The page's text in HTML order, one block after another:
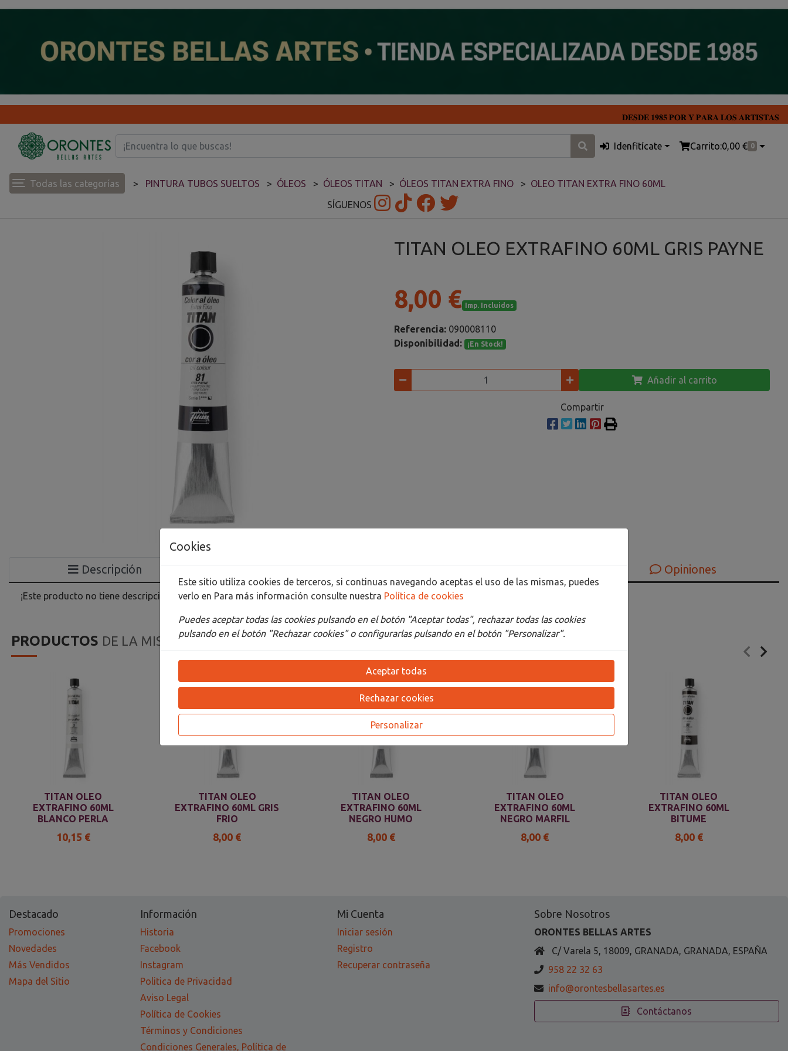
𝐃𝐄𝐒𝐃𝐄 𝟏𝟗𝟖𝟓 𝐏𝐎𝐑 𝐘 𝐏𝐀𝐑𝐀 𝐋𝐎𝐒 𝐀𝐑𝐓𝐈𝐒𝐓𝐀𝐒
Idenfitícate Carrito:0,00 € 0
Todas las categorías PINTURA TUBOS SUELTOS ÓLEOS ÓLEOS TITAN ÓLEOS TITAN EXTRA FINO OLEO TITAN EXTRA FINO 60ML
SÍGUENOS
TITAN OLEO EXTRAFINO 60ML GRIS PAYNE
8,00 € Imp. Incluidos
Referencia: 090008110
Disponibilidad:
¡En Stock!
Añadir al carrito
Compartir
Descripción Detalles Adjuntos Opiniones
¡Este producto no tiene descripción!
PRODUCTOS DE LA MISMA CATEGORIA
TITAN OLEO
EXTRAFINO 60ML
BLANCO PERLA
10,15 €
TITAN OLEO
EXTRAFINO 60ML GRIS
FRIO
8,00 €
TITAN OLEO
EXTRAFINO 60ML
NEGRO HUMO
8,00 €
TITAN OLEO
EXTRAFINO 60ML
NEGRO MARFIL
8,00 €
TITAN OLEO
EXTRAFINO 60ML
BITUME
8,00 €
Destacado
Promociones
Novedades
Más Vendidos
Mapa del Sitio
Información
Historia
Facebook
Instagram
Politica de Privacidad
Aviso Legal
Política de Cookies
Términos y Condiciones
Condiciones Generales, Política de
Mi Cuenta
Iniciar sesión
Registro
Recuperar contraseña
Sobre Nosotros
ORONTES BELLAS ARTES
C/ Varela 5, 18009, GRANADA, GRANADA, ESPAÑA
958 22 32 63
info@orontesbellasartes.es
Contáctanos
Cookies
Este sitio utiliza cookies de terceros, si continuas navegando aceptas el uso de las mismas, puedes
verlo en Para más información consulte nuestra Política de cookies
Puedes aceptar todas las cookies pulsando en el botón "Aceptar todas", rechazar todas las cookies
pulsando en el botón "Rechazar cookies" o configurarlas pulsando en el botón "Personalizar".
Aceptar todas
Rechazar cookies
Personalizar